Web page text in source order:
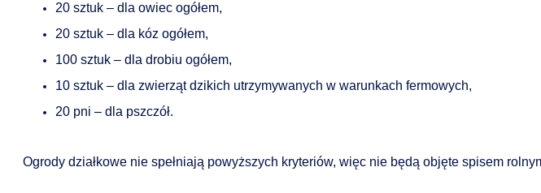
20 sztuk – dla owiec ogółem,
20 sztuk – dla kóz ogółem,
100 sztuk – dla drobiu ogółem,
10 sztuk – dla zwierząt dzikich utrzymywanych w warunkach fermowych,
20 pni – dla pszczół.
Ogrody działkowe nie spełniają powyższych kryteriów, więc nie będą objęte spisem